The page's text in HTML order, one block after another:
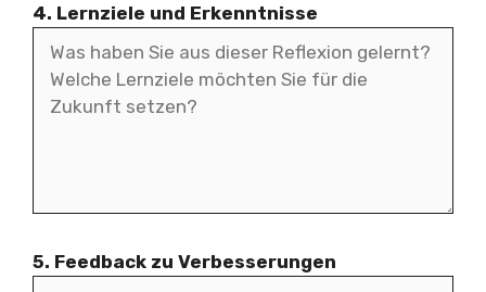
4. Lernziele und Erkenntnisse
5. Feedback zu Verbesserungen